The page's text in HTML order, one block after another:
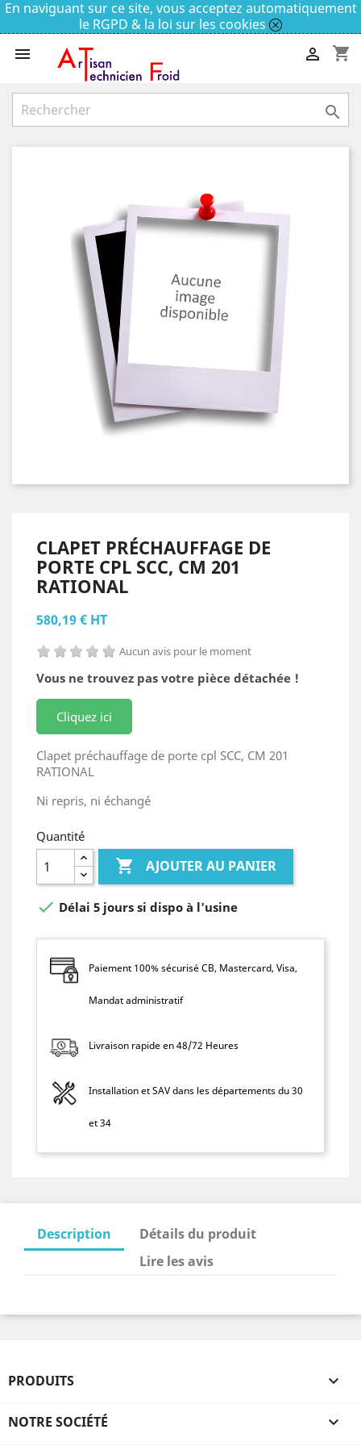
En naviguant sur ce site, vous acceptez automatiquement
le RGPD & la loi sur les cookies
 shopping_cart


CLAPET PRÉCHAUFFAGE DE
PORTE CPL SCC, CM 201
RATIONAL
580,19 € HT
Aucun avis pour le moment
Vous ne trouvez pas votre pièce détachée !
Cliquez ici
Clapet préchauffage de porte cpl SCC, CM 201
RATIONAL
Ni repris, ni échangé
Quantité
 AJOUTER AU PANIER
 Délai 5 jours si dispo à l'usine
Paiement 100% sécurisé CB, Mastercard, Visa,
Mandat administratif
Livraison rapide en 48/72 Heures
Installation et SAV dans les départements du 30
et 34
Description
Détails du produit
Lire les avis
PRODUITS 
NOTRE SOCIÉTÉ 